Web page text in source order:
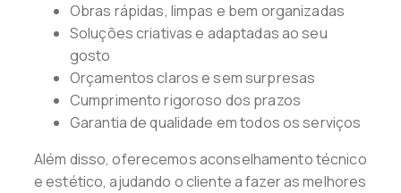
Obras rápidas, limpas e bem organizadas
Soluções criativas e adaptadas ao seu
gosto
Orçamentos claros e sem surpresas
Cumprimento rigoroso dos prazos
Garantia de qualidade em todos os serviços
Além disso, oferecemos aconselhamento técnico
e estético, ajudando o cliente a fazer as melhores